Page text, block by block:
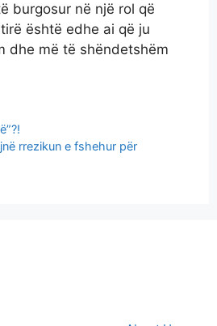
burgosur në një rol që
është edhe ai që ju
dhe më të shëndetshëm
rrezikun e fshehur për